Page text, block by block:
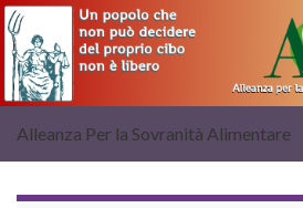
Alleanza Per la Sovranità Alimentare